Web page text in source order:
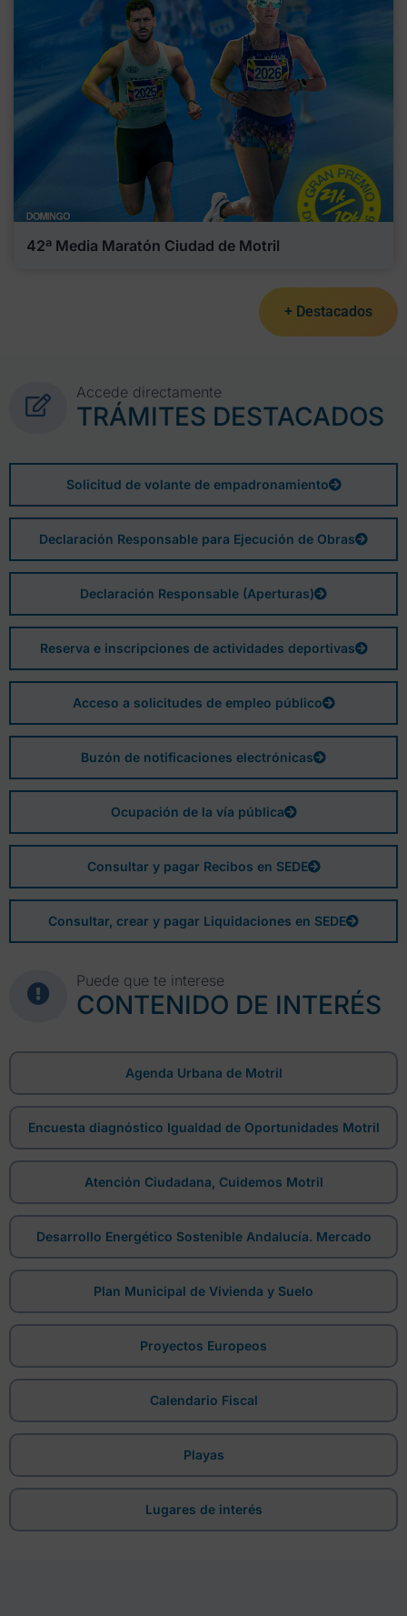
42ª Media Maratón Ciudad de Motril
+ Destacados
Accede directamente
TRÁMITES DESTACADOS
Solicitud de volante de empadronamiento
Declaración Responsable para Ejecución de Obras
Declaración Responsable (Aperturas)
Reserva e inscripciones de actividades deportivas
Acceso a solicitudes de empleo público
Buzón de notificaciones electrónicas
Ocupación de la vía pública
Consultar y pagar Recibos en SEDE
Consultar, crear y pagar Liquidaciones en SEDE
Puede que te interese
CONTENIDO DE INTERÉS
Agenda Urbana de Motril
Encuesta diagnóstico Igualdad de Oportunidades Motril
Atención Ciudadana, Cuidemos Motril
Desarrollo Energético Sostenible Andalucía. Mercado
Plan Municipal de Vivienda y Suelo
Proyectos Europeos
Calendario Fiscal
Playas
Lugares de interés